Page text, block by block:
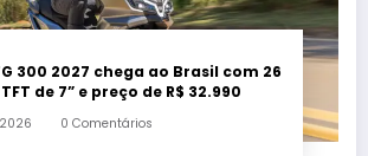
300 2027 chega ao Brasil com 26
de 7” e preço de R$ 32.990
0 Comentários